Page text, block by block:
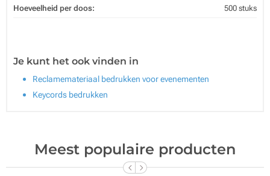
Hoeveelheid per doos: 500 stuks
Je kunt het ook vinden in
Reclamemateriaal bedrukken voor evenementen
Keycords bedrukken
Meest populaire producten